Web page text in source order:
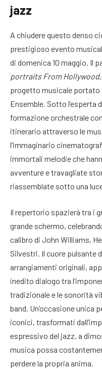
jazz
A chiudere questo denso
prestigioso evento
di domenica 10 maggio. Il
portraits From Hollywood
progetto musicale portato
Ensemble. Sotto l’esperta
formazione orchestrale
itinerario attraverso le
l’immaginario
immortali melodie che
avventure e travagliate
riassemblate sotto una
Il repertorio spazierà tra i
grande schermo,
calibro di John Williams,
Silvestri. Il cuore pulsante
arrangiamenti originali,
inedito dialogo tra
tradizionale e le sonorità
band. Un’occasione unica
iconici, trasformati
espressivo del jazz, a
musica possa
perdere la propria anima.